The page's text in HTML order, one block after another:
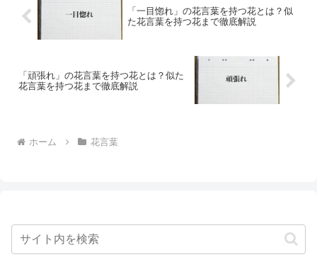
「一目惚れ」の花言葉を持つ花とは？似
た花言葉を持つ花まで徹底解説
「頑張れ」の花言葉を持つ花とは？似た
花言葉を持つ花まで徹底解説
ホーム 花言葉